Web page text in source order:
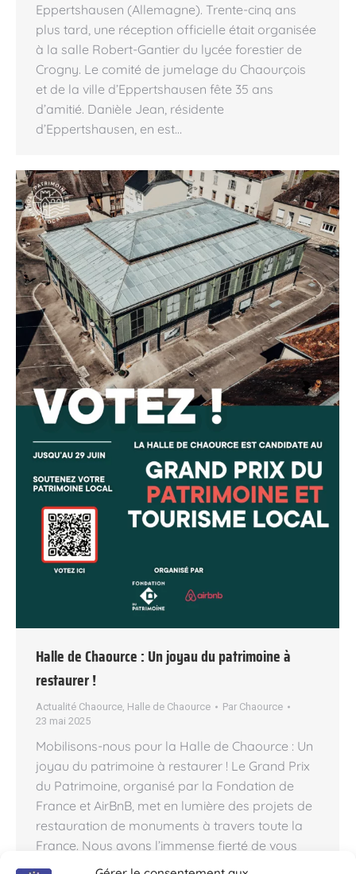
Eppertshausen (Allemagne). Trente-cinq ans
plus tard, une réception officielle était organisée
à la salle Robert-Gantier du lycée forestier de
Crogny. Le comité de jumelage du Chaourçois
et de la ville d’Eppertshausen fête 35 ans
d’amitié. Danièle Jean, résidente
d’Eppertshausen, en est…
Halle de Chaource : Un joyau du patrimoine à
restaurer !
Actualité Chaource, Halle de Chaource Par Chaource
23 mai 2025
Mobilisons-nous pour la Halle de Chaource : Un
joyau du patrimoine à restaurer ! Le Grand Prix
du Patrimoine, organisé par la Fondation de
France et AirBnB, met en lumière des projets de
restauration de monuments à travers toute la
France. Nous avons l’immense fierté de vous
annoncer que la Halle de Chaource a été…